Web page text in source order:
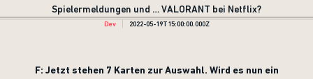
Spielermeldungen und … VALORANT bei Netflix?
Dev 2022-05-19T15:00:00.000Z
F: Jetzt stehen 7 Karten zur Auswahl. Wird es nun ein